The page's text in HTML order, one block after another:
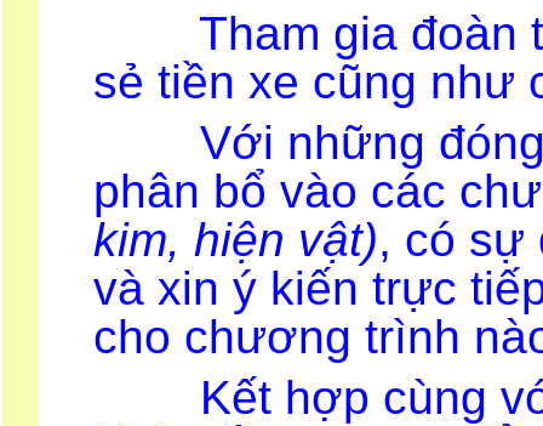
Tham gia đoàn
sẻ tiền xe cũng
Với những đóng
phân bổ vào các
kim, hiện vật), có sự
và xin ý kiến trực
cho chương trình
Kết hợp cùng với